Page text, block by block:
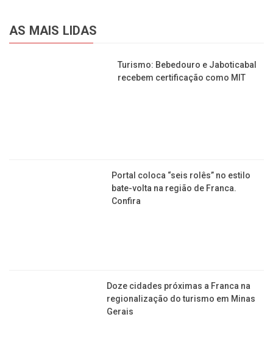
AS MAIS LIDAS
Turismo: Bebedouro e Jaboticabal
recebem certificação como MIT
Portal coloca “seis rolês” no estilo
bate-volta na região de Franca.
Confira
​Doze cidades próximas a Franca na
regionalização do turismo em Minas
Gerais